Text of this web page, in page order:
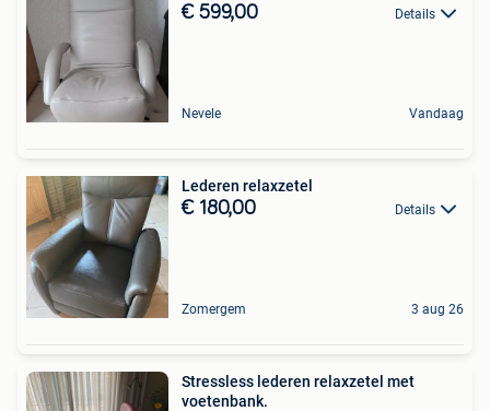
€ 599,00 Details
Nevele Vandaag
Lederen relaxzetel
€ 180,00 Details
Zomergem 3 aug 26
Stressless lederen relaxzetel met
voetenbank.